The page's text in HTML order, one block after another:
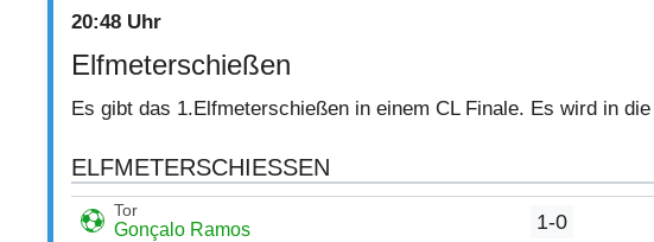
20:48 Uhr
Elfmeterschießen
Es gibt das 1.Elfmeterschießen in einem CL Finale. Es wird in
ELFMETERSCHIESSEN
Tor
Gonçalo Ramos 1-0